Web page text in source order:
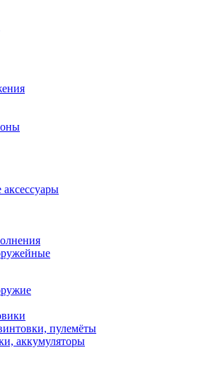
пулемёты
аккумуляторы